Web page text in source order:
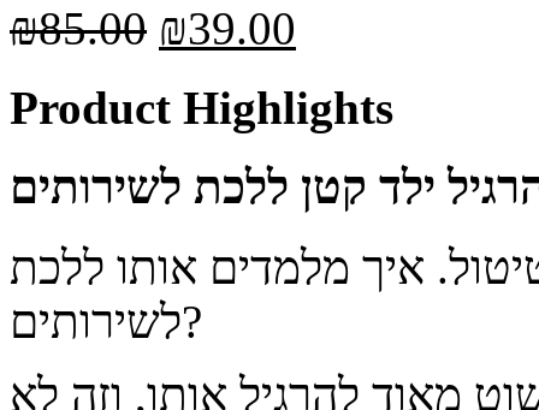
₪85.00 ₪39.00
Product Highlights
איך מלמדים אותו ללכת
לשירותים?
מאוד להרגיל אותו, וזה לא